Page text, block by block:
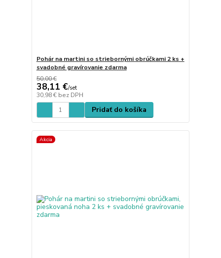
Pohár na martini so striebornými obrúčkami 2 ks +
svadobné gravírovanie zdarma
50,00 €
38,11 €/set
30,98 € bez DPH
Pridať do košíka
Akcia